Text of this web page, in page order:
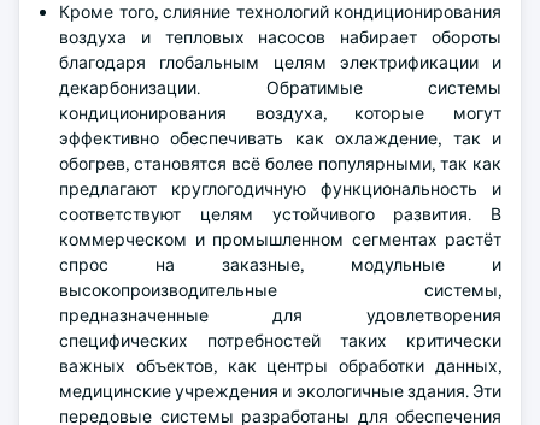
Кроме того, слияние технологий кондиционирования
воздуха и тепловых насосов набирает обороты
благодаря глобальным целям электрификации и
декарбонизации. Обратимые системы
кондиционирования воздуха, которые могут
эффективно обеспечивать как охлаждение, так и
обогрев, становятся всё более популярными, так как
предлагают круглогодичную функциональность и
соответствуют целям устойчивого развития. В
коммерческом и промышленном сегментах растёт
спрос на заказные, модульные и
высокопроизводительные системы,
предназначенные для удовлетворения
специфических потребностей таких критически
важных объектов, как центры обработки данных,
медицинские учреждения и экологичные здания. Эти
передовые системы разработаны для обеспечения